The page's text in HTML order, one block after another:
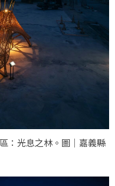
：光息之林。圖｜嘉義縣